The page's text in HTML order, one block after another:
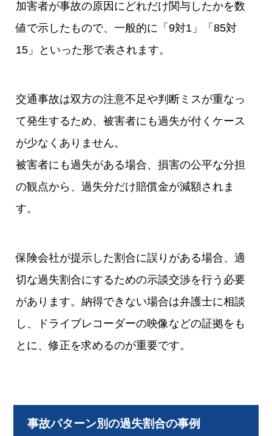
加害者が事故の原因にどれだけ関与したかを数
値で示したもので、一般的に「9対1」「85対
15」といった形で表されます。
交通事故は双方の注意不足や判断ミスが重なっ
て発生するため、被害者にも過失が付くケース
が少なくありません。
被害者にも過失がある場合、損害の公平な分担
の観点から、過失分だけ賠償金が減額されま
す。
保険会社が提示した割合に誤りがある場合、適
切な過失割合にするための示談交渉を行う必要
があります。納得できない場合は弁護士に相談
し、ドライブレコーダーの映像などの証拠をも
とに、修正を求めるのが重要です。
事故パターン別の過失割合の事例